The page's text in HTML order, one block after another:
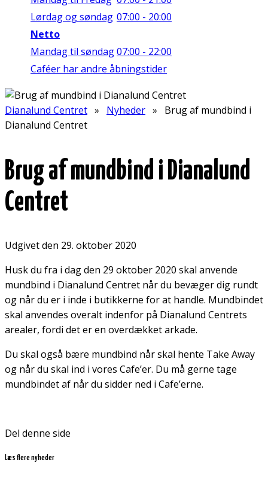
Lørdag og søndag 07:00 - 20:00
Netto
Mandag til søndag07:00 - 22:00
Caféer har andre åbningstider
Dianalund Centret » Nyheder » Brug af mundbind i
Dianalund Centret
Brug af mundbind i Dianalund
Centret
Udgivet den 29. oktober 2020
Husk du fra i dag den 29 oktober 2020 skal anvende
mundbind i Dianalund Centret når du bevæger dig rundt
og når du er i inde i butikkerne for at handle. Mundbindet
skal anvendes overalt indenfor på Dianalund Centrets
arealer, fordi det er en overdækket arkade.
Du skal også bære mundbind når skal hente Take Away
og når du skal ind i vores Cafe’er. Du må gerne tage
mundbindet af når du sidder ned i Cafe’erne.
Del denne side
Læs flere nyheder